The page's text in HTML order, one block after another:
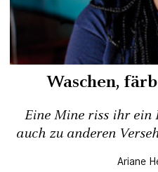
Waschen,
Eine Mine riss ihr ein
auch zu anderen
Ariane